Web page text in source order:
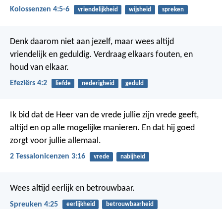
Kolossenzen 4:5-6 vriendelijkheid wijsheid spreken
Denk daarom niet aan jezelf, maar wees altijd
vriendelijk en geduldig. Verdraag elkaars fouten, en
houd van elkaar.
Efeziërs 4:2 liefde nederigheid geduld
Ik bid dat de Heer van de vrede jullie zijn vrede geeft,
altijd en op alle mogelijke manieren. En dat hij goed
zorgt voor jullie allemaal.
2 Tessalonicenzen 3:16 vrede nabijheid
Wees altijd eerlijk en betrouwbaar.
Spreuken 4:25 eerlijkheid
betrouwbaarheid